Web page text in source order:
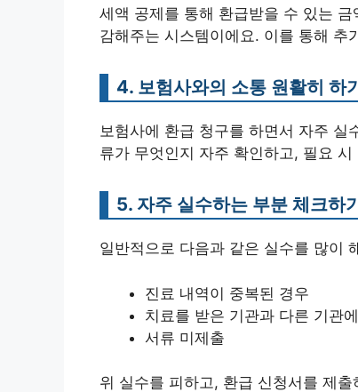
세액 공제를 통해 환급받을 수 있는
감해주는 시스템이에요. 이를 통해 추
4. 보험사와의 소통 원활히 하
보험사에 환급 청구를 하면서 자주 실
류가 무엇인지 자주 확인하고, 필요
5. 자주 실수하는 부분 체크하
일반적으로 다음과 같은 실수를 많이
진료 내역이 중복된 경우
치료를 받은 기관과 다른 기관
서류 미제출
위 실수를 피하고, 환급 신청서를 제